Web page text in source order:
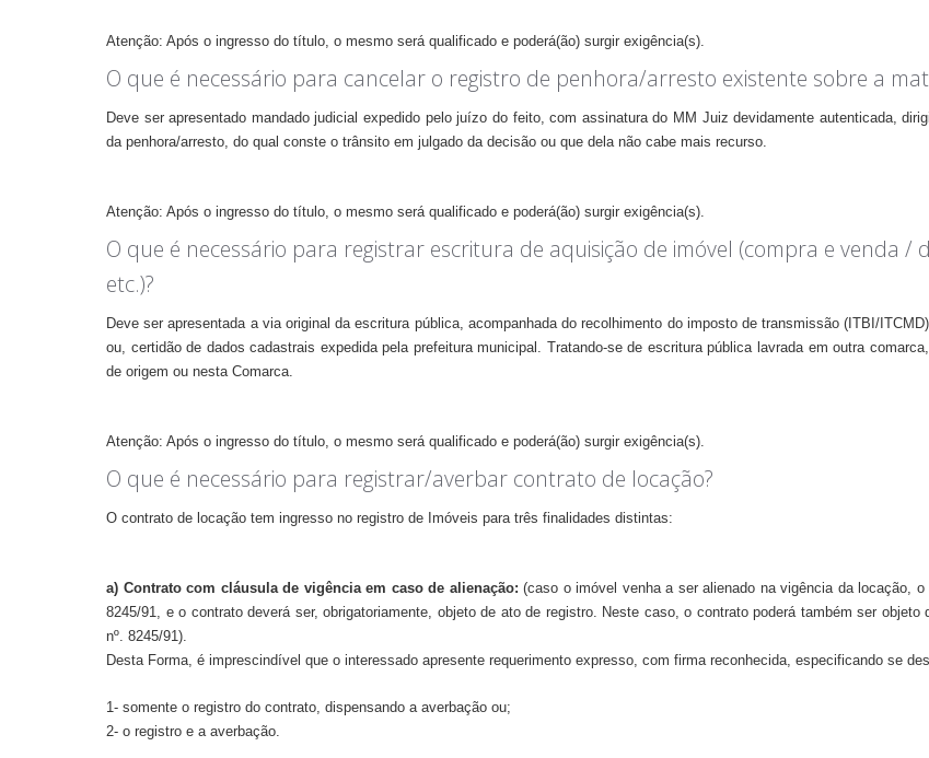
Atenção: Após o ingresso do título, o mesmo será qualificado e poderá(ão) surgir exigência(s).
O que é necessário para cancelar o registro de penhora/arresto existente sobre a
Deve ser apresentado mandado judicial expedido pelo juízo do feito, com assinatura do MM Juiz devidamente autenticada,
da penhora/arresto, do qual conste o trânsito em julgado da decisão ou que dela não cabe mais recurso.
Atenção: Após o ingresso do título, o mesmo será qualificado e poderá(ão) surgir exigência(s).
O que é necessário para registrar escritura de aquisição de imóvel (compra e venda
etc.)?
Deve ser apresentada a via original da escritura pública, acompanhada do recolhimento do imposto de transmissão (ITBI/
ou, certidão de dados cadastrais expedida pela prefeitura municipal. Tratando-se de escritura pública lavrada em outra
de origem ou nesta Comarca.
Atenção: Após o ingresso do título, o mesmo será qualificado e poderá(ão) surgir exigência(s).
O que é necessário para registrar/averbar contrato de locação?
O contrato de locação tem ingresso no registro de Imóveis para três finalidades distintas:
a) Contrato com cláusula de vigência em caso de alienação: (caso o imóvel venha a ser alienado na vigência da locação,
8245/91, e o contrato deverá ser, obrigatoriamente, objeto de ato de registro. Neste caso, o contrato poderá também ser objeto
nº. 8245/91).
Desta Forma, é imprescindível que o interessado apresente requerimento expresso, com firma reconhecida, especificando se
1- somente o registro do contrato, dispensando a averbação ou;
2- o registro e a averbação.